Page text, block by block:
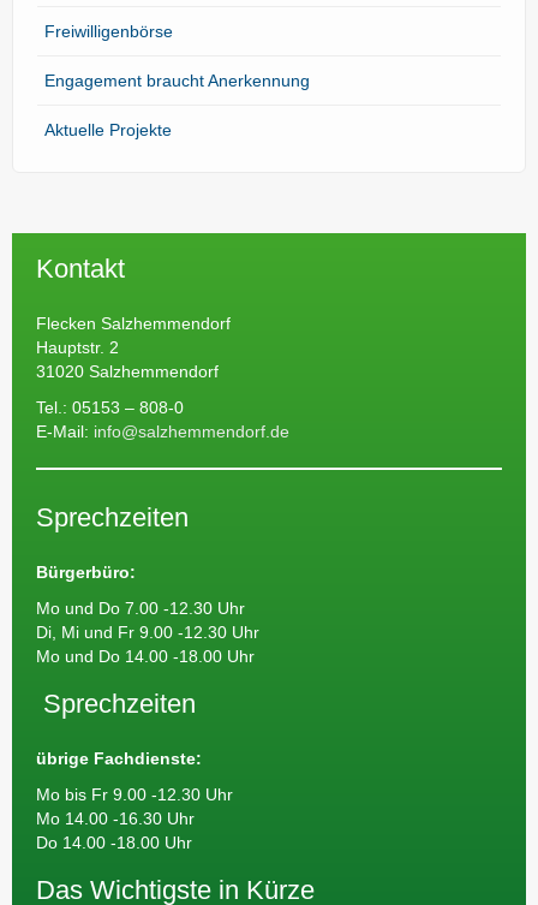
Freiwilligenbörse
Engagement braucht Anerkennung
Aktuelle Projekte
Kontakt
Flecken Salzhemmendorf
Hauptstr. 2
31020 Salzhemmendorf
Tel.: 05153 – 808-0
E-Mail: info@salzhemmendorf.de
Sprechzeiten
Bürgerbüro:
Mo und Do 7.00 -12.30 Uhr
Di, Mi und Fr 9.00 -12.30 Uhr
Mo und Do 14.00 -18.00 Uhr
Sprechzeiten
übrige Fachdienste:
Mo bis Fr 9.00 -12.30 Uhr
Mo 14.00 -16.30 Uhr
Do 14.00 -18.00 Uhr
Das Wichtigste in Kürze